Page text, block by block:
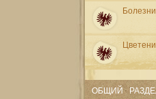
ОБЩИЙ